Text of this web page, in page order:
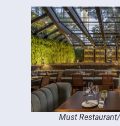
Must